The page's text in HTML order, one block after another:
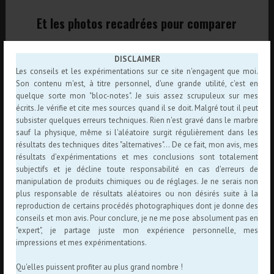
DISCLAIMER
Les conseils et les expérimentations sur ce site n'engagent que moi.
Son contenu m'est, à titre personnel, d'une grande utilité, c'est en
quelque sorte mon "bloc-notes". Je suis assez scrupuleux sur mes
écrits. Je vérifie et cite mes sources quand il se doit. Malgré tout il peut
subsister quelques erreurs techniques. Rien n'est gravé dans le marbre
sauf la physique, même si l'aléatoire surgit régulièrement dans les
résultats des techniques dites "alternatives"... De ce fait, mon avis, mes
résultats d’expérimentations et mes conclusions sont totalement
subjectifs et je décline toute responsabilité en cas d'erreurs de
manipulation de produits chimiques ou de réglages. Je ne serais non
plus responsable de résultats aléatoires ou non désirés suite à la
reproduction de certains procédés photographiques dont je donne des
conseils et mon avis. Pour conclure, je ne me pose absolument pas en
"expert", je partage juste mon expérience personnelle, mes
impressions et mes expérimentations.
Qu'elles puissent profiter au plus grand nombre !
Et les photos recadrées pour comparer